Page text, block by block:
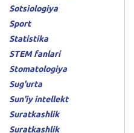
Sotsiologiya
Sport
Statistika
STEM fanlari
Stomatologiya
Sug'urta
Sun'iy intellekt
Suratkashlik
Suratkashlik